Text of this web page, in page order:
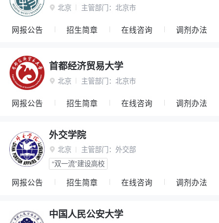
 北京 主管部门： 北京市
网报公告 招生简章 在线咨询 调剂办法
首都经济贸易大学
 北京 主管部门： 北京市
网报公告 招生简章 在线咨询 调剂办法
外交学院
 北京 主管部门： 外交部
“双一流”建设高校
网报公告 招生简章 在线咨询 调剂办法
中国人民公安大学